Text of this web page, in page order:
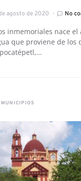
agosto de 2020 No
inmemoriales nace el
que proviene de los